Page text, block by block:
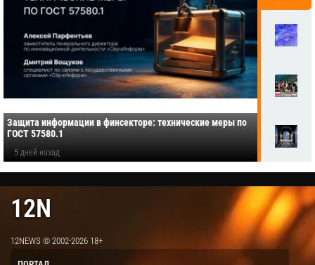
Защита информации в финсекторе: технические меры по
ГОСТ 57580.1
5 дней назад
12N
12NEWS © 2002-2026 18+